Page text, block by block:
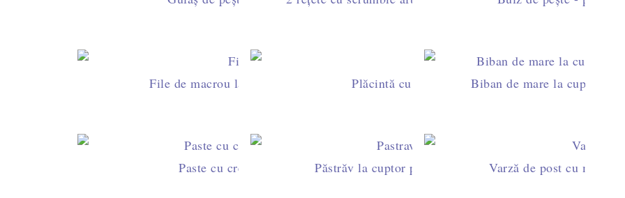
File de macrou la tigaie cu sos de roșii și pătrunjelPlăcintă cu pește în aluat fraged de casă
Biban de mare la cuptor cu
Paste cu creveți congelați și roșii cherryPăstrăv la cuptor pe pat de ceapă și rondele de cartofi
Varză de post cu